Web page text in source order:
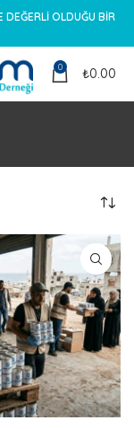
DEĞERLİ OLDUĞU BİR
0 ₺0.00